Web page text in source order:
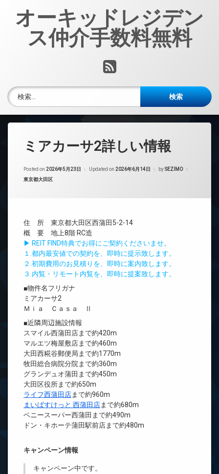
オーキッドレジデン
ス仲介手数料無料
RSS
検索:
ミアカーサ2詳しい情報
Posted on 2026年5月23日 Updated on 2026年6月14日 bySEZIMO
カテゴリー:
東京都大田区
住 所 東京都大田区西蒲田5-2-14
概 要 地上8階 RC造
▶ REIT FIND特典でお得にご契約くださいませ。
１.都内最安値での契約を、即時に提示致します。
２.初期費用のお見積りを、即時に案内致します。
３.内覧・リモート内覧を、即時に提案致します。
■物件名フリガナ
ミアカーサ2
Ｍｉａ Ｃａｓａ Ⅱ
■近隣周辺施設情報
スマイル西蒲田店まで約420m
マルエツ梅屋敷店まで約460m
大田西糀谷郵便局まで約1770m
牧田総合病院分院まで約360m
グランデュオ蒲田まで約450m
大田区役所まで約650m
ライフ西蒲田店まで約960m
まいばすけっと 西蒲田店まで約680m
ベニースーパー西蒲田まで約490m
ドン・キホーテ蒲田駅前店まで約480m
キャンペーン情報
キャンペーン中です。